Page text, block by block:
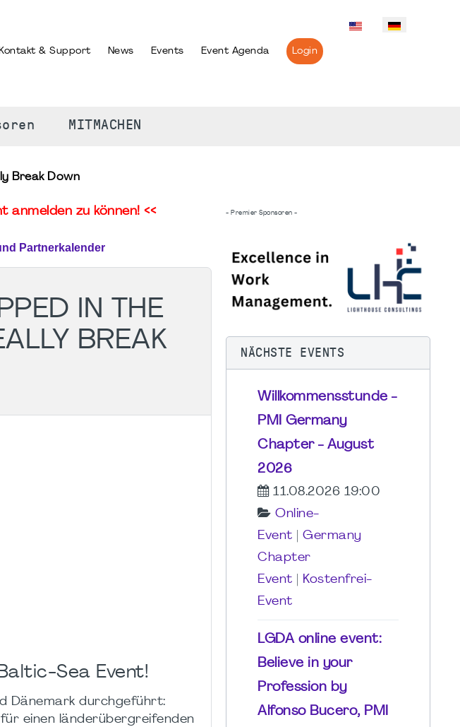
& Support News Events Event Agenda Login
MITMACHEN
Break Down
anmelden zu können! <<
Partnerkalender
IN THE
BREAK
Sea Event!
Dänemark durchgeführt:
einen länderübergreifenden
- Premier Sponsoren -
NÄCHSTE EVENTS
Willkommensstunde -
PMI Germany
Chapter - August
2026
11.08.2026 19:00
Online-
Event
Germany
Chapter
Event
Kostenfrei-
Event
LGDA online event:
Believe in your
Profession by
Alfonso Bucero, PMI